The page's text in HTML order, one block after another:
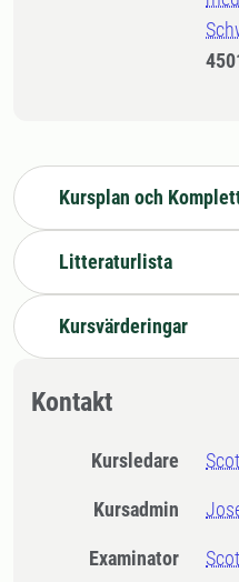
Kursplan och
Litteraturlista
Kursvärderingar
Kontakt
Kursledare
Kursadmin
Examinator